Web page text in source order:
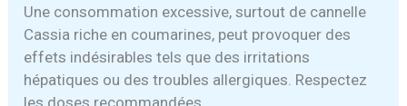
Une consommation excessive, surtout de cannelle
Cassia riche en coumarines, peut provoquer des
effets indésirables tels que des irritations
hépatiques ou des troubles allergiques. Respectez